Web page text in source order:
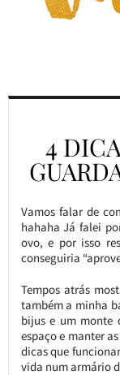
4
Vamos falar de
hahaha Já falei
ovo, e por isso
conseguiria
Tempos atrás
também a minha
bijus e um monte
espaço e manter
dicas que
vida num armário